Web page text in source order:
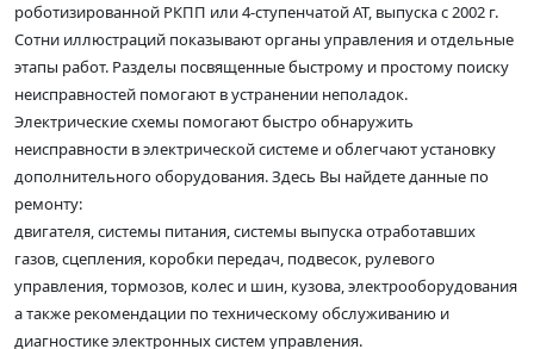
роботизированной РКПП или 4-ступенчатой АТ, выпуска с 2002 г.
Сотни иллюстраций показывают органы управления и отдельные
этапы работ. Разделы посвященные быстрому и простому поиску
неисправностей помогают в устранении неполадок.
Электрические схемы помогают быстро обнаружить
неисправности в электрической системе и облегчают установку
дополнительного оборудования. Здесь Вы найдете данные по
ремонту:
двигателя, системы питания, системы выпуска отработавших
газов, сцепления, коробки передач, подвесок, рулевого
управления, тормозов, колес и шин, кузова, электрооборудования
а также рекомендации по техническому обслуживанию и
диагностике электронных систем управления.